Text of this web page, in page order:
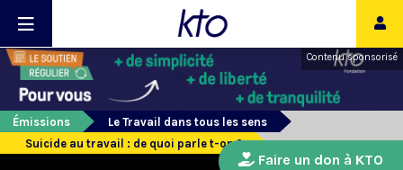
Contenu sponsorisé
Émissions
Le Travail dans tous les sens
Suicide au travail : de quoi parle t-on ?
Faire un don à KTO